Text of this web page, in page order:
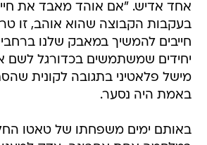
אחד אדיש. "אם אוהד מאבד את
בעקבות הקבוצה שהוא אוהב, זו
חייבים להמשיך במאבק שלנו
יחידים שמשתמשים בכדורגל לשם
מישל פלאטיני בתגובה לקונית
באמת היה נסער.
באותם ימים משפחתו של טאטו